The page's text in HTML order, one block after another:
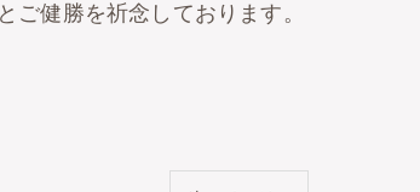
健勝を祈念しております。